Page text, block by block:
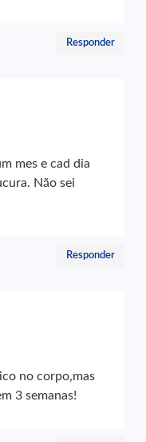
Responder
mes e cad dia
Não sei
Responder
no corpo,mas
3 semanas!